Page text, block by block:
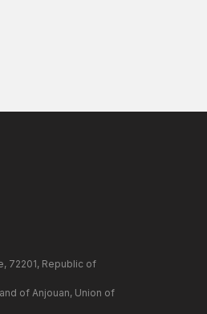
72201, Republic of
of Anjouan, Union of